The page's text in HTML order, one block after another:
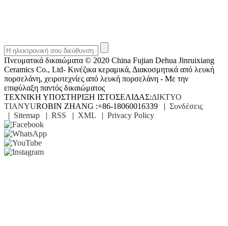
Πνευματικά δικαιώματα © 2020 China Fujian Dehua Jinruixiang
Ceramics Co., Ltd- Κινέζικα κεραμικά, Διακοσμητικά από λευκή
πορσελάνη, χειροτεχνίες από λευκή πορσελάνη - Με την
επιφύλαξη παντός δικαιώματος
ΤΕΧΝΙΚΗ ΥΠΟΣΤΗΡΙΞΗ ΙΣΤΟΣΕΛΙΔΑΣ:ΔΙΚΤΥΟ
TIANYUROBIN ZHANG :+86-18060016339 | Συνδέσεις
| Sitemap | RSS | XML | Privacy Policy